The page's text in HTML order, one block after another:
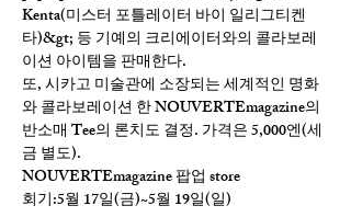
Kenta(미스터 포틀레이터 바이 일리그티켄
타)&gt; 등 기예의 크리에이터와의 콜라보레
이션 아이템을 판매한다.
또, 시카고 미술관에 소장되는 세계적인 명화
와 콜라보레이션 한 NOUVERTEmagazine의
반소매 Tee의 론치도 결정. 가격은 5,000엔(세
금 별도).
NOUVERTEmagazine 팝업 store
회기:5월 17일(금)~5월 19일(일)